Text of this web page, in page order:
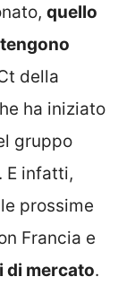
quello
della
ha iniziato
gruppo
E infatti,
prossime
Francia e
di mercato.